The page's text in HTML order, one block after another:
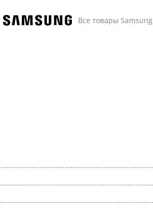
Все товары Samsung